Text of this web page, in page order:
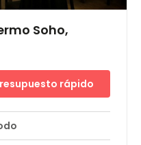
Soho,
urbano
rápido